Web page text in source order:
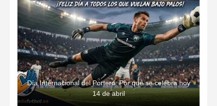
Día Internacional del Portero: Por qué se celebra hoy
14 de abril